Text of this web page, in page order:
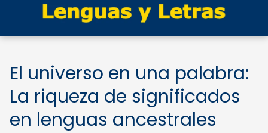
El universo en una palabra:
La riqueza de significados
en lenguas ancestrales